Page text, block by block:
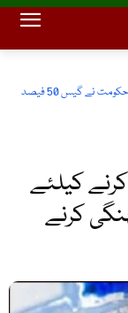
آئی ایم ایف کے مطالبات کو پورا کرنے کیلئے حکومت نے گیس 50 فیصد
کرنے کیلئے
مہنگی کرنے